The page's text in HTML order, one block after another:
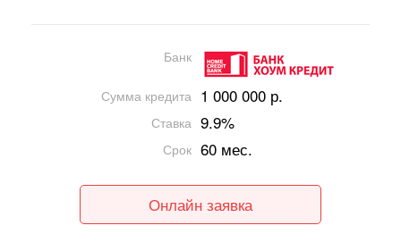
Банк
Сумма кредита 1 000 000 р.
Ставка 9.9%
Срок 60 мес.
Онлайн заявка